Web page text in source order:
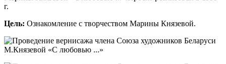
г.
Цель: Ознакомление с творчеством Марины Князевой.